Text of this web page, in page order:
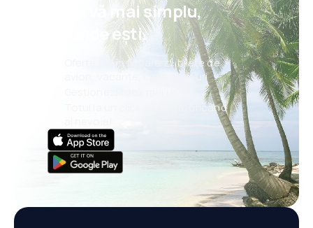
rezervă mai simplu,
oriunde ești.
Oferte noi în fiecare zi: bilete de
avion, vacanțe, city break-uri
Totul la un click distanță, oricând